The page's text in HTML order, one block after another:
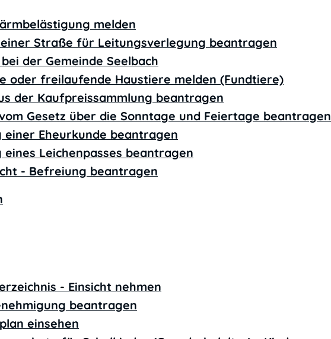
melden
Straße für Leitungsverlegung beantragen
der Gemeinde Seelbach
oder freilaufende Haustiere melden (Fundtiere)
der Kaufpreissammlung beantragen
Gesetz über die Sonntage und Feiertage beantragen
einer Eheurkunde beantragen
eines Leichenpasses beantragen
- Befreiung beantragen
- Einsicht nehmen
beantragen
einsehen